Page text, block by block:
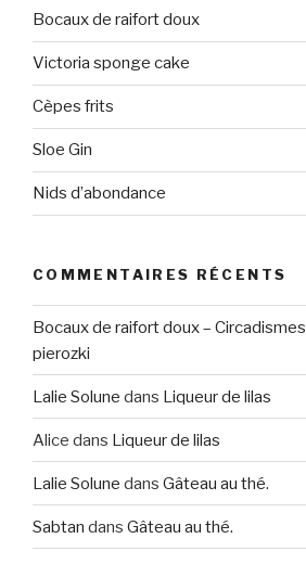
Bocaux de raifort doux
Victoria sponge cake
Cèpes frits
Sloe Gin
Nids d’abondance
COMMENTAIRES RÉCENTS
Bocaux de raifort doux – Circadismes
pierozki
Lalie Solune dans Liqueur de lilas
Alice dans Liqueur de lilas
Lalie Solune dans Gâteau au thé.
Sabtan dans Gâteau au thé.